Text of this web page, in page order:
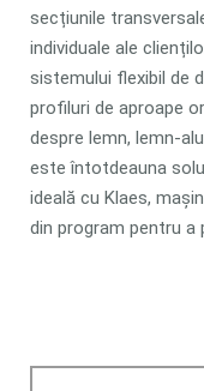
secțiunile
individuale ale
sistemului flexibil de
profiluri de aproape
despre lemn, lemn-
este întotdeauna
ideală cu Klaes,
din program pentru